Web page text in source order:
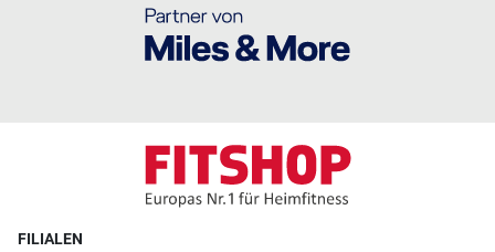
FILIALEN